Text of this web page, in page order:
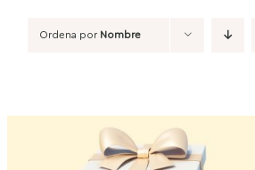
Ordena por Nombre